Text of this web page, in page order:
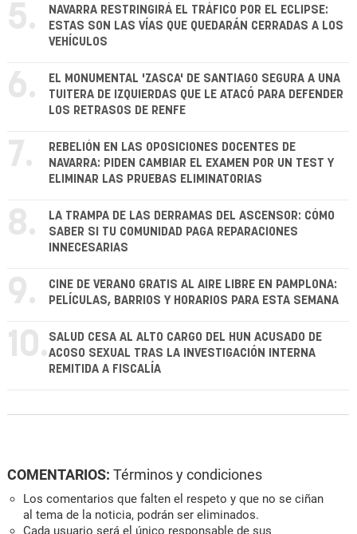
5.
NAVARRA RESTRINGIRÁ EL TRÁFICO POR EL ECLIPSE:
ESTAS SON LAS VÍAS QUE QUEDARÁN CERRADAS A LOS
VEHÍCULOS
6.
EL MONUMENTAL 'ZASCA' DE SANTIAGO SEGURA A UNA
TUITERA DE IZQUIERDAS QUE LE ATACÓ PARA DEFENDER
LOS RETRASOS DE RENFE
7.
REBELIÓN EN LAS OPOSICIONES DOCENTES DE
NAVARRA: PIDEN CAMBIAR EL EXAMEN POR UN TEST Y
ELIMINAR LAS PRUEBAS ELIMINATORIAS
8.
LA TRAMPA DE LAS DERRAMAS DEL ASCENSOR: CÓMO
SABER SI TU COMUNIDAD PAGA REPARACIONES
INNECESARIAS
9.
CINE DE VERANO GRATIS AL AIRE LIBRE EN PAMPLONA:
PELÍCULAS, BARRIOS Y HORARIOS PARA ESTA SEMANA
10. SALUD CESA AL ALTO CARGO DEL HUN ACUSADO DE
ACOSO SEXUAL TRAS LA INVESTIGACIÓN INTERNA
REMITIDA A FISCALÍA
COMENTARIOS: Términos y condiciones
Los comentarios que falten el respeto y que no se ciñan
al tema de la noticia, podrán ser eliminados.
Cada usuario será el único responsable de sus